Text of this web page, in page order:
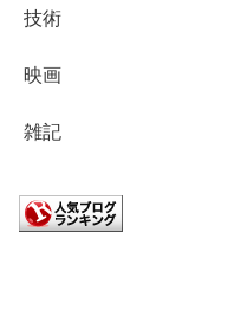
技術
映画
雑記